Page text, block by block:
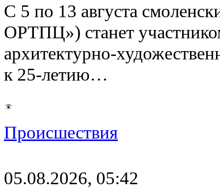
С 5 по 13 августа
ОРТПЦ») станет
архитектурно-
к 25-летию…
Происшествия
05.08.2026, 05:42